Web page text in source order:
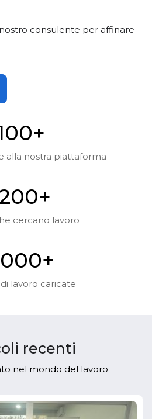
consulente per affinare
0+
alla nostra piattaforma
0+
cercano lavoro
0+
lavoro caricate
recenti
nel mondo del lavoro